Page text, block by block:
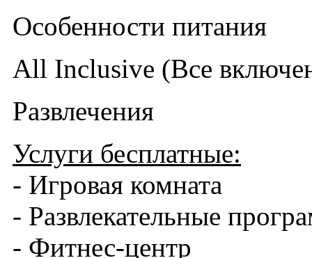
Особенности питания
All Inclusive (Все
Развлечения
Услуги бесплатные:
- Игровая комната
- Развлекательные
- Фитнес-центр